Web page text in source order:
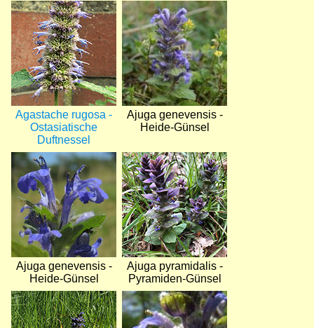
Bild
Agastache rugosa -
Ostasiatische
Duftnessel
Bild
Ajuga genevensis -
Heide-Günsel
Bild
Ajuga genevensis -
Heide-Günsel
Bild
Ajuga pyramidalis -
Pyramiden-Günsel
Bild
Bild